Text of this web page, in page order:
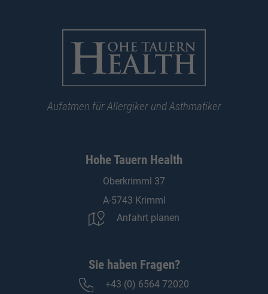
Aufatmen für Allergiker und Asthmatiker
Hohe Tauern Health
Oberkrimml 37
A-5743 Krimml
Anfahrt planen
Sie haben Fragen?
+43 (0) 6564 72020